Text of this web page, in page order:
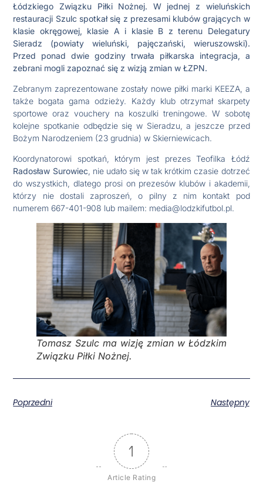
Łódzkiego Związku Piłki Nożnej. W jednej z wieluńskich
restauracji Szulc spotkał się z prezesami klubów grających w
klasie okręgowej, klasie A i klasie B z terenu Delegatury
Sieradz (powiaty wieluński, pajęczański, wieruszowski).
Przed ponad dwie godziny trwała piłkarska integracja, a
zebrani mogli zapoznać się z wizją zmian w ŁZPN.
Zebranym zaprezentowane zostały nowe piłki marki KEEZA, a
także bogata gama odzieży. Każdy klub otrzymał skarpety
sportowe oraz vouchery na koszulki treningowe. W sobotę
kolejne spotkanie odbędzie się w Sieradzu, a jeszcze przed
Bożym Narodzeniem (23 grudnia) w Skierniewicach.
Koordynatorowi spotkań, którym jest prezes Teofilka Łódź
Radosław Surowiec, nie udało się w tak krótkim czasie dotrzeć
do wszystkich, dlatego prosi on prezesów klubów i akademii,
którzy nie dostali zaproszeń, o pilny z nim kontakt pod
numerem 667-401-908 lub mailem: media@lodzkifutbol.pl.
Tomasz Szulc ma wizję zmian w Łódzkim
Związku Piłki Nożnej.
Poprzedni Następny
1
Article Rating